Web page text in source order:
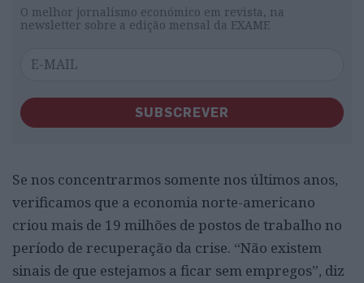
O melhor jornalismo económico em revista, na
newsletter sobre a edição mensal da EXAME
SUBSCREVER
Se nos concentrarmos somente nos últimos anos,
verificamos que a economia norte-americano
criou mais de 19 milhões de postos de trabalho no
período de recuperação da crise. “Não existem
sinais de que estejamos a ficar sem empregos”, diz